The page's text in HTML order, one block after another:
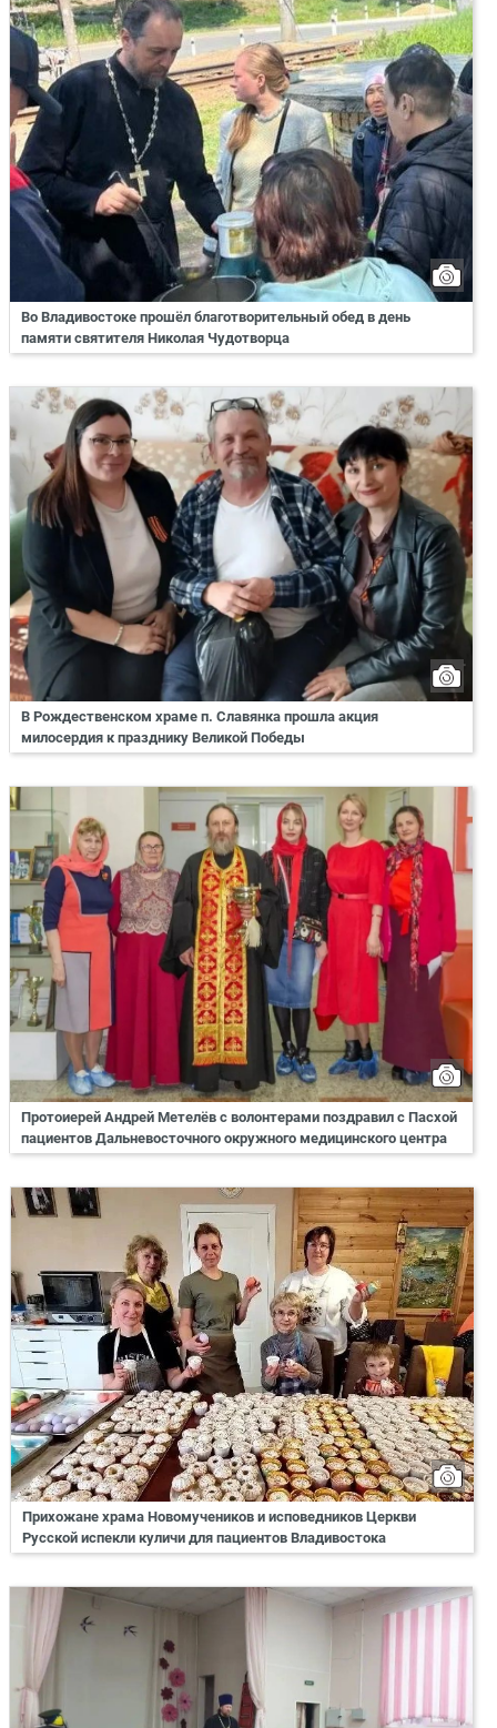
Во Владивостоке прошёл благотворительный обед в день
памяти святителя Николая Чудотворца
В Рождественском храме п. Славянка прошла акция
милосердия к празднику Великой Победы
Протоиерей Андрей Метелёв с волонтерами поздравил с Пасхой
пациентов Дальневосточного окружного медицинского центра
Прихожане храма Новомучеников и исповедников Церкви
Русской испекли куличи для пациентов Владивостока